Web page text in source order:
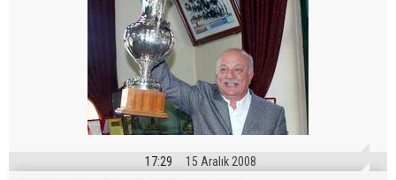
17:29 15 Aralık 2008